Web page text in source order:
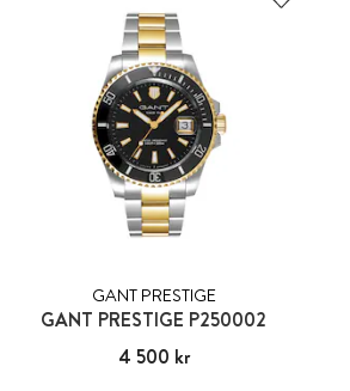
GANT PRESTIGE
GANT PRESTIGE P250002
Pris:4 500 kr
4 500 kr